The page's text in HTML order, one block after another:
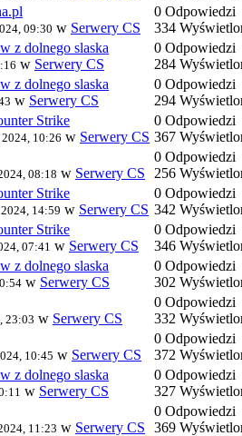
09:30 w Serwery CS
0 Odpowiedzi
334
z dolnego slaska
w Serwery CS
0 Odpowiedzi
284
z dolnego slaska
w Serwery CS
0 Odpowiedzi
294
Strike
10:26 w Serwery CS
0 Odpowiedzi
367
08:18 w Serwery CS
0 Odpowiedzi
256
Strike
14:59 w Serwery CS
0 Odpowiedzi
342
Strike
07:41 w Serwery CS
0 Odpowiedzi
346
z dolnego slaska
w Serwery CS
0 Odpowiedzi
302
23:03 w Serwery CS
0 Odpowiedzi
332
10:45 w Serwery CS
0 Odpowiedzi
372
z dolnego slaska
w Serwery CS
0 Odpowiedzi
327
11:23 w Serwery CS
0 Odpowiedzi
369